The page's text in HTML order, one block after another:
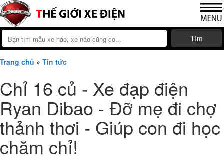
Tìm
Trang chủ » Tin tức
Chỉ 16 củ - Xe đạp điện
Ryan Dibao - Đỡ mẹ đi chợ
thảnh thơi - Giúp con đi học
chăm chỉ!